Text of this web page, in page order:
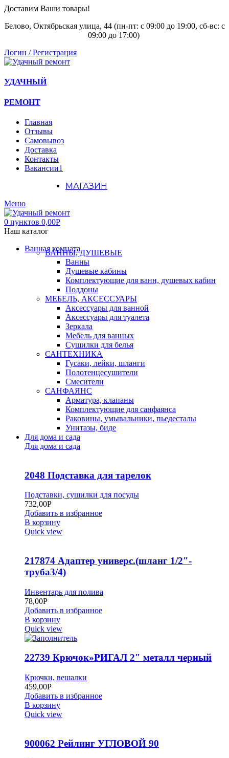
Доставим Ваши товары!
Белово, Октябрьская улица, 44 (пн-пт: с 09:00 до 19:00, сб-вс: с
09:00 до 17:00)
Логин / Регистрация
УДАЧНЫЙ
РЕМОНТ
Главная
Отзывы
Самовывоз
Доставка
Контакты
Вакансии1
МАГАЗИН
Меню
0 пунктов 0,00Р
Наш каталог
Ванная комната
ВАННЫ, ДУШЕВЫЕ
Ванны
Душевые кабины
Комплектующие для ванн, душевых кабин
Поддоны
МЕБЕЛЬ, АКСЕССУАРЫ
Аксессуары для ванной
Аксессуары для туалета
Зеркала
Мебель для ванных
Сушилки для белья
САНТЕХНИКА
Гусаки, лейки, шланги
Полотенцесушители
Смесители
САНФАЯНС
Арматура, клапаны
Комплектующие для санфаянса
Раковины, умывальники, пьедесталы
Унитазы, биде
Для дома и сада
Для дома и сада
2048 Подставка для тарелок
Подставки, сушилки для посуды
732,00Р
Добавить в избранное
В корзину
Quick view
217874 Адаптер универс.(шланг 1/2″-
труба3/4)
Инвентарь для полива
78,00Р
Добавить в избранное
В корзину
Quick view
22739 Крючок»РИГАЛ 2″ металл черный
Крючки, вешалки
459,00Р
Добавить в избранное
В корзину
Quick view
900062 Рейлинг УГЛОВОЙ 90